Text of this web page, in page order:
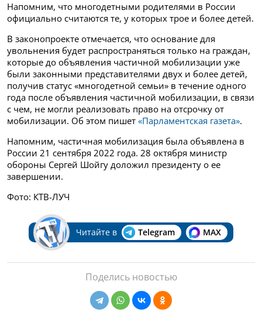
Напомним, что многодетными родителями в России
официально считаются те, у которых трое и более детей.
В законопроекте отмечается, что основание для
увольнения будет распространяться только на граждан,
которые до объявления частичной мобилизации уже
были законными представителями двух и более детей,
получив статус «многодетной семьи» в течение одного
года после объявления частичной мобилизации, в связи
с чем, не могли реализовать право на отсрочку от
мобилизации. Об этом пишет «Парламентская газета».
Напомним, частичная мобилизация была объявлена в
России 21 сентября 2022 года. 28 октября министр
обороны Сергей Шойгу доложил президенту о ее
завершении.
Фото: КТВ-ЛУЧ
Читайте в Telegram MAX
Поделись новостью